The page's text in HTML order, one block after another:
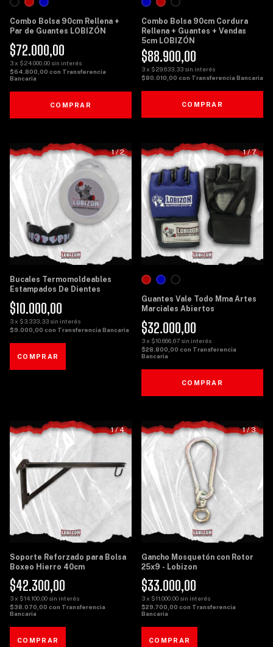
Combo Bolsa 90cm Rellena +
Par de Guantes LOBIZÓN
$72.000,00
3x $24.000,00 sin interés
$64.800,00 con Transferencia
Bancaria
COMPRAR
Combo Bolsa 90cm Cordura
Rellena + Guantes + Vendas
5cm LOBIZÓN
$88.900,00
3x $29.633,33 sin interés
$80.010,00 con Transferencia Bancaria
COMPRAR
1/2
Bucales Termomoldeables
Estampados De Dientes
$10.000,00
3x $3.333,33 sin interés
$9.000,00 con Transferencia Bancaria
1/7
Guantes Vale Todo Mma Artes
Marciales Abiertos
$32.000,00
3x $10.666,67 sin interés
$28.800,00 con Transferencia
Bancaria
COMPRAR
1/4
Soporte Reforzado para Bolsa
Boxeo Hierro 40cm
$42.300,00
3x $14.100,00 sin interés
$38.070,00 con Transferencia
Bancaria
1/3
Gancho Mosquetón con Rotor
25x9 - Lobizon
$33.000,00
3x $11.000,00 sin interés
$29.700,00 con Transferencia
Bancaria